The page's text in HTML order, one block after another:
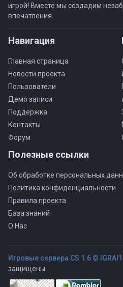
игрой! Вместе мы создадим
впечатления.
Навигация
Главная страница
Новости проекта
Пользователи
Демо записи
Поддержка
Контакты
Форум
Полезные ссылки
Об обработке персональных
Политика конфиденциальности
Правила проекта
База знаний
О Нас
Игровые сервера CS 1.6 ©
защищены